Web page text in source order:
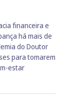
financeira e
há mais de
do Doutor
para tomarem
estar